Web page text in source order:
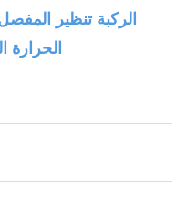
الركبة تنظير المفصل
الحرارة